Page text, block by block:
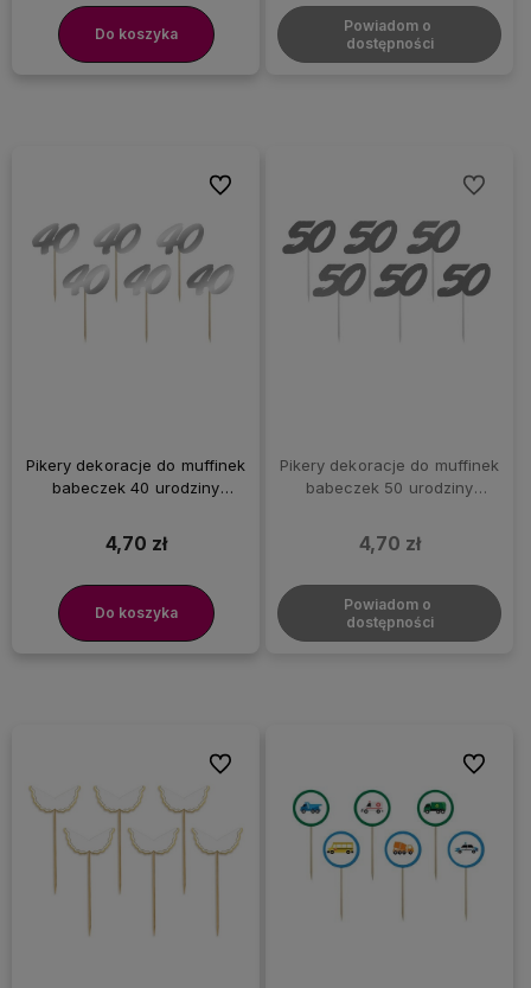
Do koszyka
Powiadom o
dostępności
Pikery dekoracje do muffinek
babeczek 40 urodziny
4,70 zł
Do koszyka
Do ulubionych
Pikery dekoracje do muffinek
babeczek 50 urodziny
4,70 zł
Powiadom o
dostępności
Do
Do ulubionych Do